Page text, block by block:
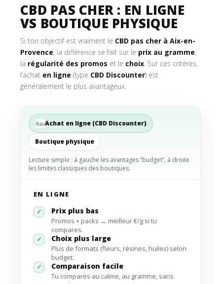
CBD PAS CHER : EN LIGNE
VS BOUTIQUE PHYSIQUE
Si ton objectif est vraiment le CBD pas cher à Aix-en-
Provence, la différence se fait sur le prix au gramme,
la régularité des promos et le choix . Sur ces critères,
l’achat en ligne (type CBD Discounter) est
généralement le plus avantageux.
Achat en ligne (CBD Discounter)
Boutique physique
Lecture simple : à gauche les avantages “budget”, à droite
les limites classiques des boutiques.
EN LIGNE
✓
Prix plus bas
Promos + packs → meilleur €/g si tu
compares.
✓
Choix plus large
Plus de formats (fleurs, résines, huiles) selon
budget.
✓
Comparaison facile
Tu compares au calme, au gramme, sans